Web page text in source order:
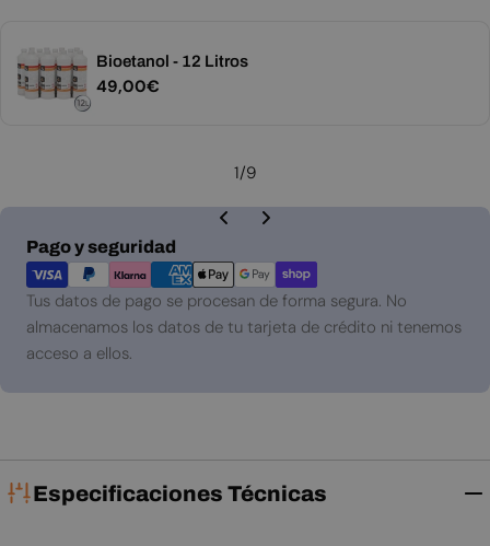
Bioetanol - 12 Litros
Precio
49,00€
1/9
Pago y seguridad
Métodos
de
pago
Tus datos de pago se procesan de forma segura. No
almacenamos los datos de tu tarjeta de crédito ni tenemos
acceso a ellos.
Especificaciones Técnicas